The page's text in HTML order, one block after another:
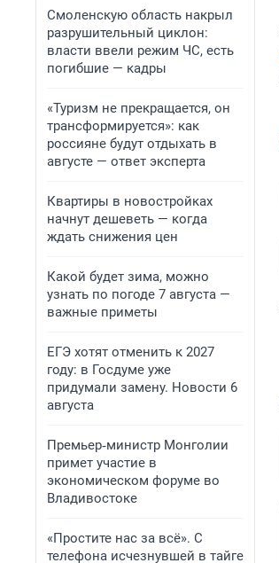
Смоленскую область накрыл
разрушительный циклон:
власти ввели режим ЧС, есть
погибшие — кадры
«Туризм не прекращается, он
трансформируется»: как
россияне будут отдыхать в
августе — ответ эксперта
Квартиры в новостройках
начнут дешеветь — когда
ждать снижения цен
Какой будет зима, можно
узнать по погоде 7 августа —
важные приметы
ЕГЭ хотят отменить к 2027
году: в Госдуме уже
придумали замену. Новости 6
августа
Премьер‑министр Монголии
примет участие в
экономическом форуме во
Владивостоке
«Простите нас за всё». С
телефона исчезнувшей в тайге